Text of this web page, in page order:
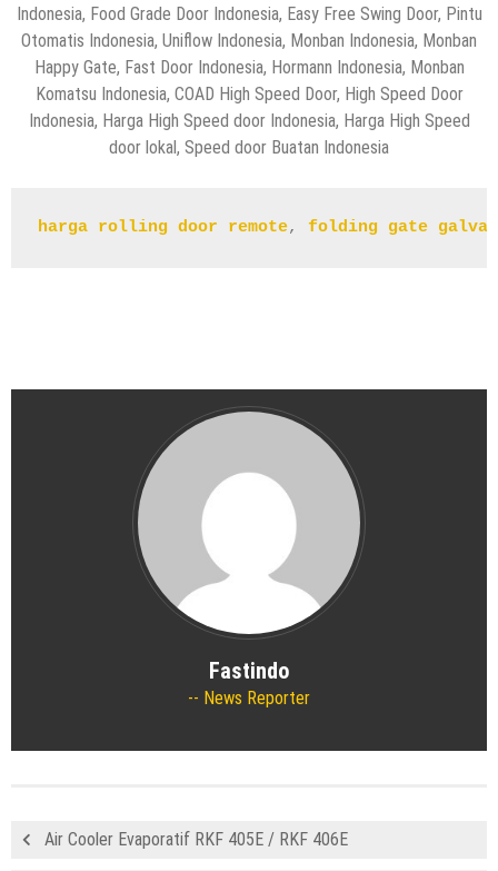
Indonesia, Food Grade Door Indonesia, Easy Free Swing Door, Pintu
Otomatis Indonesia, Uniflow Indonesia, Monban Indonesia, Monban
Happy Gate, Fast Door Indonesia, Hormann Indonesia, Monban
Komatsu Indonesia, COAD High Speed Door, High Speed Door
Indonesia, Harga High Speed door Indonesia, Harga High Speed
door lokal, Speed door Buatan Indonesia
harga rolling door remote, folding gate
Fastindo
News Reporter
Air Cooler Evaporatif RKF 405E / RKF 406E